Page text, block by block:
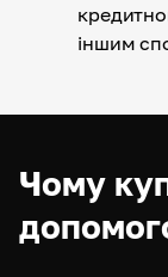
іншим
Чому